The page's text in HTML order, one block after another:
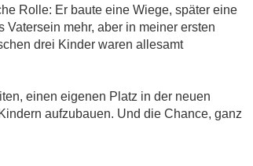
Rolle: Er baute eine Wiege, später eine
mehr, aber in meiner ersten
drei Kinder waren allesamt
einen eigenen Platz in der neuen
aufzubauen. Und die Chance, ganz